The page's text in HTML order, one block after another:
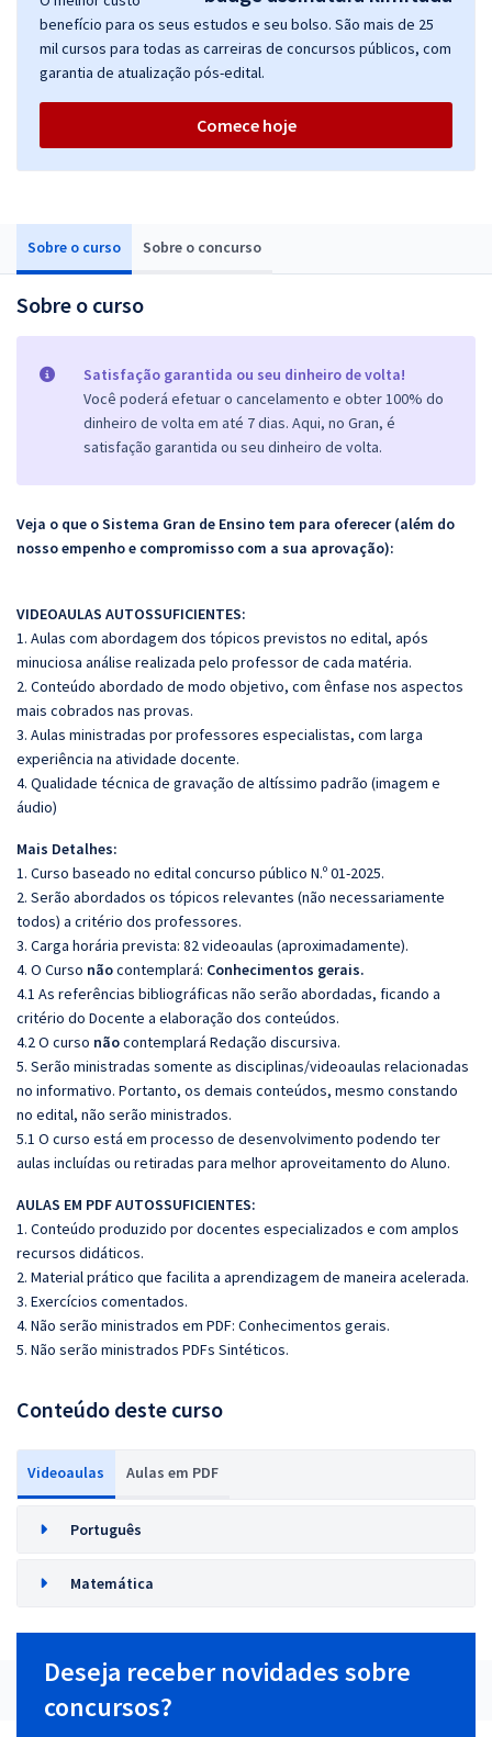
Sobre o curso Sobre o concurso
Sobre o curso
Satisfação garantida ou seu dinheiro de volta!
Você poderá efetuar o cancelamento e obter 100% do
dinheiro de volta em até 7 dias. Aqui, no Gran, é
satisfação garantida ou seu dinheiro de volta.
Veja o que o Sistema Gran de Ensino tem para oferecer (além do
nosso empenho e compromisso com a sua aprovação):
VIDEOAULAS AUTOSSUFICIENTES:
1. Aulas com abordagem dos tópicos previstos no edital, após
minuciosa análise realizada pelo professor de cada matéria.
2. Conteúdo abordado de modo objetivo, com ênfase nos aspectos
mais cobrados nas provas.
3. Aulas ministradas por professores especialistas, com larga
experiência na atividade docente.
4. Qualidade técnica de gravação de altíssimo padrão (imagem e
áudio)
Mais Detalhes:
1. Curso baseado no edital concurso público N.º 01-2025.
2. Serão abordados os tópicos relevantes (não necessariamente
todos) a critério dos professores.
3. Carga horária prevista: 82 videoaulas (aproximadamente).
4. O Curso nãocontemplará: Conhecimentos gerais.
4.1 As referências bibliográficas não serão abordadas, ficando a
critério do Docente a elaboração dos conteúdos.
4.2 O curso nãocontemplará Redação discursiva.
5. Serão ministradas somente as disciplinas/videoaulas relacionadas
no informativo. Portanto, os demais conteúdos, mesmo constando
no edital, não serão ministrados.
5.1 O curso está em processo de desenvolvimento podendo ter
aulas incluídas ou retiradas para melhor aproveitamento do Aluno.
AULAS EM PDF AUTOSSUFICIENTES:
1. Conteúdo produzido por docentes especializados e com amplos
recursos didáticos.
2. Material prático que facilita a aprendizagem de maneira acelerada.
3. Exercícios comentados.
4. Não serão ministrados em PDF: Conhecimentos gerais.
5. Não serão ministrados PDFs Sintéticos.
Conteúdo deste curso
Videoaulas Aulas em PDF
Português
Matemática
benefício para os seus estudos e seu bolso. São mais de 25
mil cursos para todas as carreiras de concursos públicos, com
garantia de atualização pós-edital.
Comece hoje
Deseja receber novidades sobre
concursos?